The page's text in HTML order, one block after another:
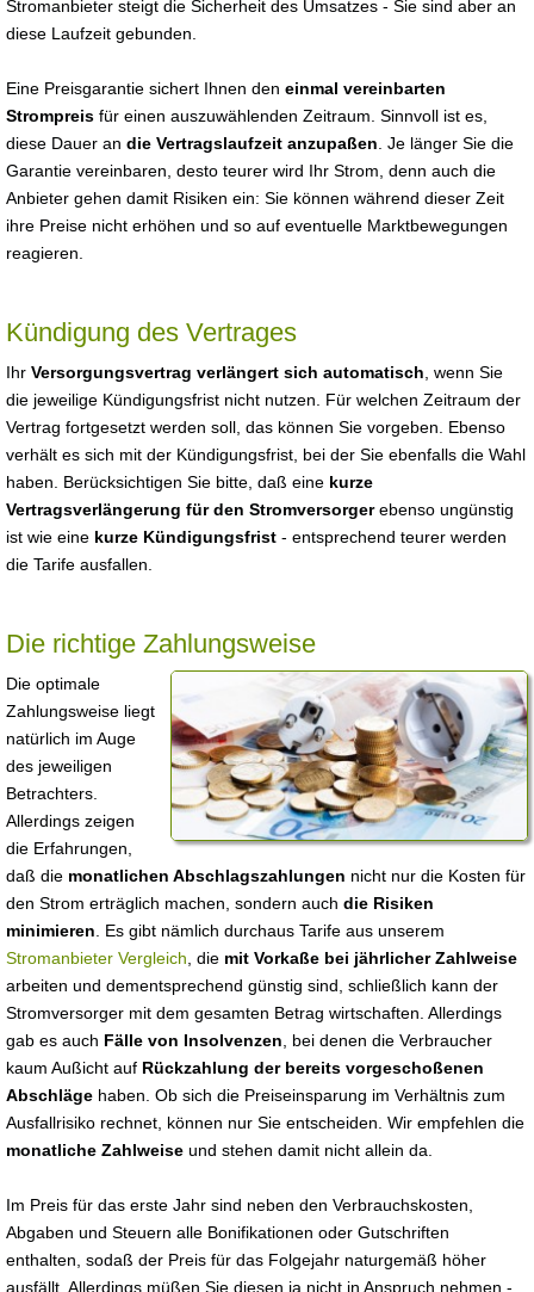
Stromanbieter steigt die Sicherheit des Umsatzes - Sie sind aber an
diese Laufzeit gebunden.
Eine Preisgarantie sichert Ihnen den einmal vereinbarten
Strompreis für einen auszuwählenden Zeitraum. Sinnvoll ist es,
diese Dauer an die Vertragslaufzeit anzupaßen . Je länger Sie die
Garantie vereinbaren, desto teurer wird Ihr Strom, denn auch die
Anbieter gehen damit Risiken ein: Sie können während dieser Zeit
ihre Preise nicht erhöhen und so auf eventuelle Marktbewegungen
reagieren.
Kündigung des Vertrages
Ihr Versorgungsvertrag verlängert sich automatisch , wenn Sie
die jeweilige Kündigungsfrist nicht nutzen. Für welchen Zeitraum der
Vertrag fortgesetzt werden soll, das können Sie vorgeben. Ebenso
verhält es sich mit der Kündigungsfrist, bei der Sie ebenfalls die Wahl
haben. Berücksichtigen Sie bitte, daß eine kurze
Vertragsverlängerung für den Stromversorgerebenso ungünstig
ist wie eine kurze Kündigungsfrist - entsprechend teurer werden
die Tarife ausfallen.
Die richtige Zahlungsweise
Die optimale
Zahlungsweise liegt
natürlich im Auge
des jeweiligen
Betrachters.
Allerdings zeigen
die Erfahrungen,
daß die monatlichen Abschlagszahlungen nicht nur die Kosten für
den Strom erträglich machen, sondern auch die Risiken
minimieren . Es gibt nämlich durchaus Tarife aus unserem
Stromanbieter Vergleich , die mit Vorkaße bei jährlicher Zahlweise
arbeiten und dementsprechend günstig sind, schließlich kann der
Stromversorger mit dem gesamten Betrag wirtschaften. Allerdings
gab es auch Fälle von Insolvenzen , bei denen die Verbraucher
kaum Außicht auf Rückzahlung der bereits vorgeschoßenen
Abschläge haben. Ob sich die Preiseinsparung im Verhältnis zum
Ausfallrisiko rechnet, können nur Sie entscheiden. Wir empfehlen die
monatliche Zahlweise und stehen damit nicht allein da.
Im Preis für das erste Jahr sind neben den Verbrauchskosten,
Abgaben und Steuern alle Bonifikationen oder Gutschriften
enthalten, sodaß der Preis für das Folgejahr naturgemäß höher
ausfällt. Allerdings müßen Sie diesen ja nicht in Anspruch nehmen -